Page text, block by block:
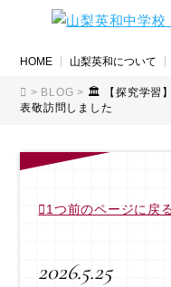
HOME 山梨英和について
> BLOG > 🏛 【探究学習
表敬訪問しました
1つ前のページに戻
2026.5.25